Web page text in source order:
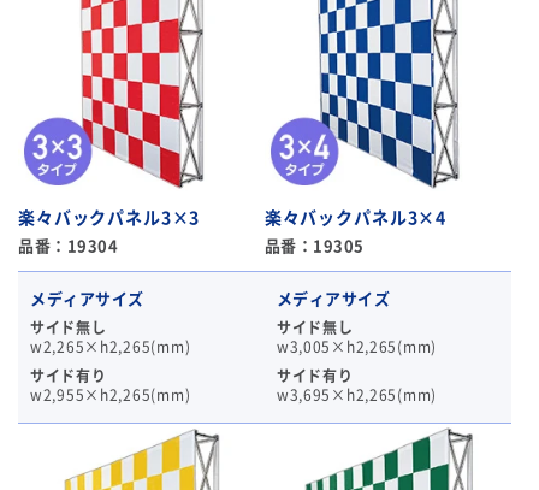
楽々バックパネル3×3
品番：19304
メディアサイズ
サイド無し
w2,265×h2,265(mm)
サイド有り
w2,955×h2,265(mm)
楽々バックパネル3×4
品番：19305
メディアサイズ
サイド無し
w3,005×h2,265(mm)
サイド有り
w3,695×h2,265(mm)